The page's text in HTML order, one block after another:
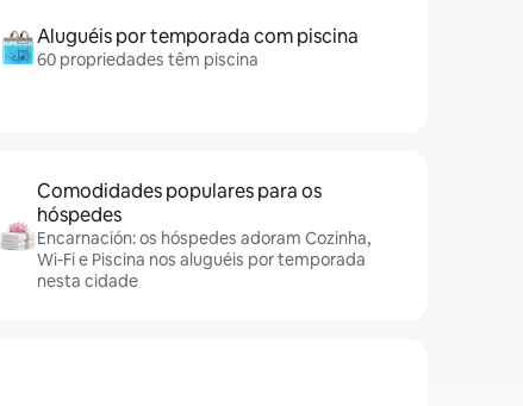
Aluguéis por temporada com piscina
60 propriedades têm piscina
Comodidades populares para os
hóspedes
Encarnación: os hóspedes adoram Cozinha,
Wi-Fi e Piscina nos aluguéis por temporada
nesta cidade